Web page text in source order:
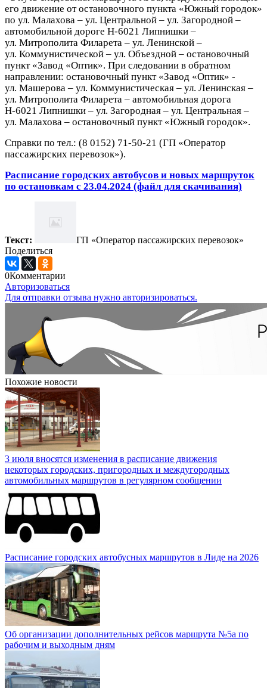
его движение от остановочного пункта «Южный городок»
по ул. Малахова – ул. Центральной – ул. Загородной –
автомобильной дороге Н-6021 Липнишки –
ул. Митрополита Филарета – ул. Ленинской –
ул. Коммунистической – ул. Объездной – остановочный
пункт «Завод «Оптик». При следовании в обратном
направлении: остановочный пункт «Завод «Оптик» -
ул. Машерова – ул. Коммунистическая – ул. Ленинская –
ул. Митрополита Филарета – автомобильная дорога
Н-6021 Липнишки – ул. Загородная – ул. Центральная –
ул. Малахова – остановочный пункт «Южный городок».
Справки по тел.: (8 0152) 71-50-21 (ГП «Оператор
пассажирских перевозок»).
Расписание городских автобусов и новых маршруток
по остановкам с 23.04.2024 (файл для скачивания)
Текст:
ГП «Оператор пассажирских перевозок»
Поделиться
0Комментарии
Авторизоваться
Для отправки отзыва нужно авторизироваться.
Похожие новости
3 июля вносятся изменения в расписание движения
некоторых городских, пригородных и междугородных
автомобильных маршрутов в регулярном сообщении
Расписание городских автобусных маршрутов в Лиде на 2026
Об организации дополнительных рейсов маршрута №5а по
рабочим и выходным дням